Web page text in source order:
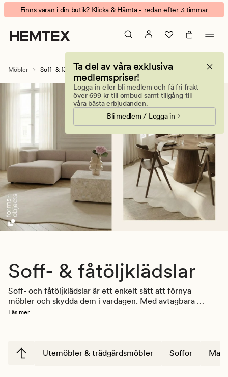
Soff-
&
fåtöljklädslar
möbler
Animerad
banner.
Klicka
på
för
att
pausa.
Finns varan i din butik? Klicka & Hämta - redan efter 3 timmar
Ta del av våra exklusiva
medlemspriser!
Logga in eller bli medlem och få fri frakt
över 699 kr till ombud samt tillgång till
våra bästa erbjudanden.
Bli medlem / Logga in
Möbler Soff- & fåtöljklädslar
Soff- & fåtöljklädslar
Soff- och fåtöljklädslar är ett enkelt sätt att förnya
möbler och skydda dem i vardagen. Med avtagbara
klädslar kan du ändra uttryck efter stil eller säsong och
Läs mer
Utemöbler & trädgårdsmöbler Soffor